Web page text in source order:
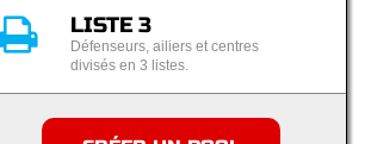
LISTE 3
Défenseurs, ailiers et centres
divisés en 3 listes.